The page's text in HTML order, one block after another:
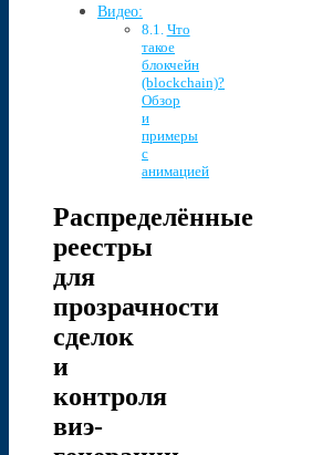
Видео:
Что
такое
блокчейн
(blockchain)?
Обзор
и
примеры
с
анимацией
Распределённые
реестры
для
прозрачности
сделок
и
контроля
виэ-